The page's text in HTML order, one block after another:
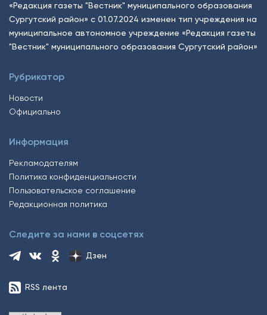
«Редакция газеты "Вестник" муниципального образования
Сургутский район» с 01.07.2024 изменен тип учреждения на
муниципальное автономное учреждение «Редакция газеты
"Вестник" муниципального образования Сургутский район»
Рубрикатор
Новости
Официально
Информация
Рекламодателям
Политика конфиденциальности
Пользовательское соглашение
Редакционная политика
Следите за нами в соцсетях
Дзен
RSS лента